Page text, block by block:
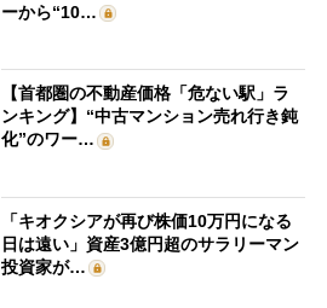
ーから“10…
【首都圏の不動産価格「危ない駅」ラ
ンキング】“中古マンション売れ行き鈍
化”のワー…
「キオクシアが再び株価10万円になる
日は遠い」資産3億円超のサラリーマン
投資家が…